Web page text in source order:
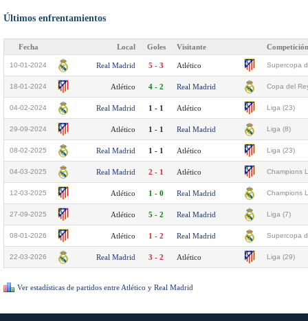
Últimos enfrentamientos
Fecha Local Goles Visitante Competición
10-01-2024 Real Madrid 5 - 3 Atlético Supercopa
18-01-2024 Atlético 4 - 2 Real Madrid Copa del
04-02-2024 Real Madrid 1 - 1 Atlético Liga (23)
29-09-2024 Atlético 1 - 1 Real Madrid Liga (8)
08-02-2025 Real Madrid 1 - 1 Atlético Liga (23)
04-03-2025 Real Madrid 2 - 1 Atlético Champions
12-03-2025 Atlético 1 - 0 Real Madrid Champions
27-09-2025 Atlético 5 - 2 Real Madrid Liga (7)
08-01-2026 Atlético 1 - 2 Real Madrid Supercopa
22-03-2026 Real Madrid 3 - 2 Atlético Liga (29)
Ver estadísticas de partidos entre Atlético y Real Madrid